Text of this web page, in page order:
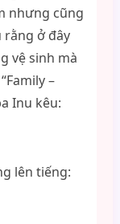
nhưng cũng
rằng ở đây
vệ sinh mà
–
Inu kêu:
lên tiếng: